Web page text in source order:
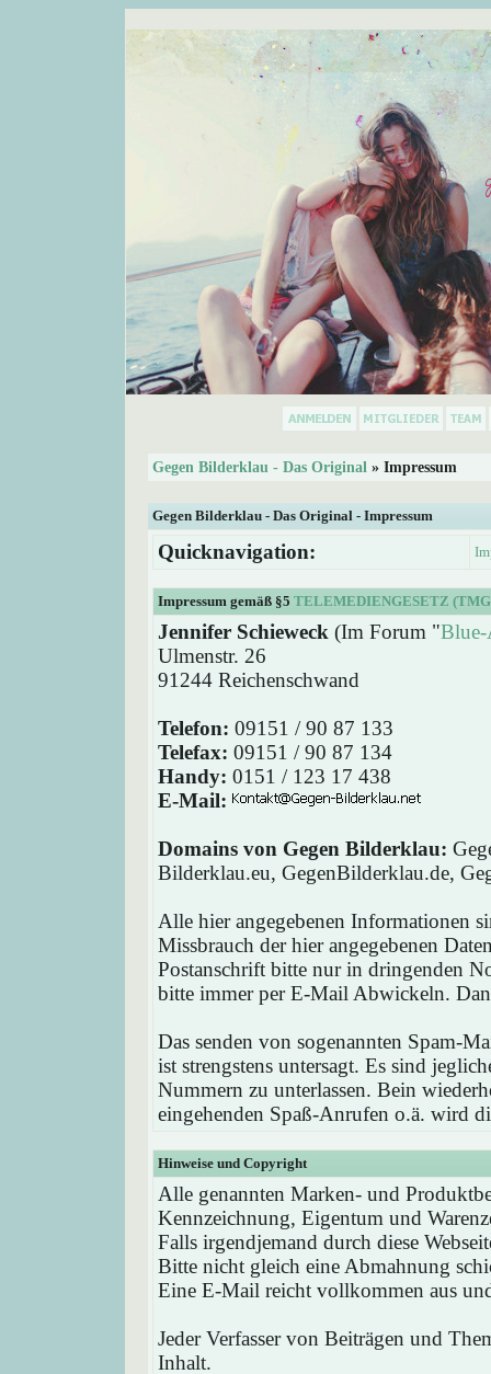
Gegen Bilderklau - Das Original » Impressum
Gegen Bilderklau - Das Original - Impressum
Quicknavigation:
Impressum gemäß §5 TELEMEDIENGESETZ
Jennifer Schieweck (Im Forum "
Ulmenstr. 26
91244 Reichenschwand
Telefon: 09151 / 90 87 133
Telefax: 09151 / 90 87 134
Handy: 0151 / 123 17 438
E-Mail:
Domains von Gegen Bilderklau:
Bilderklau.eu, GegenBilderklau.de,
Alle hier angegebenen Informationen
Missbrauch der hier angegebenen
Postanschrift bitte nur in dringenden
bitte immer per E-Mail Abwickeln.
Das senden von sogenannten Spam-
ist strengstens untersagt. Es sind
Nummern zu unterlassen. Bein
eingehenden Spaß-Anrufen o.ä. wird
Hinweise und Copyright
Alle genannten Marken- und
Kennzeichnung, Eigentum und
Falls irgendjemand durch diese
Bitte nicht gleich eine Abmahnung
Eine E-Mail reicht vollkommen aus
Jeder Verfasser von Beiträgen und
Inhalt.